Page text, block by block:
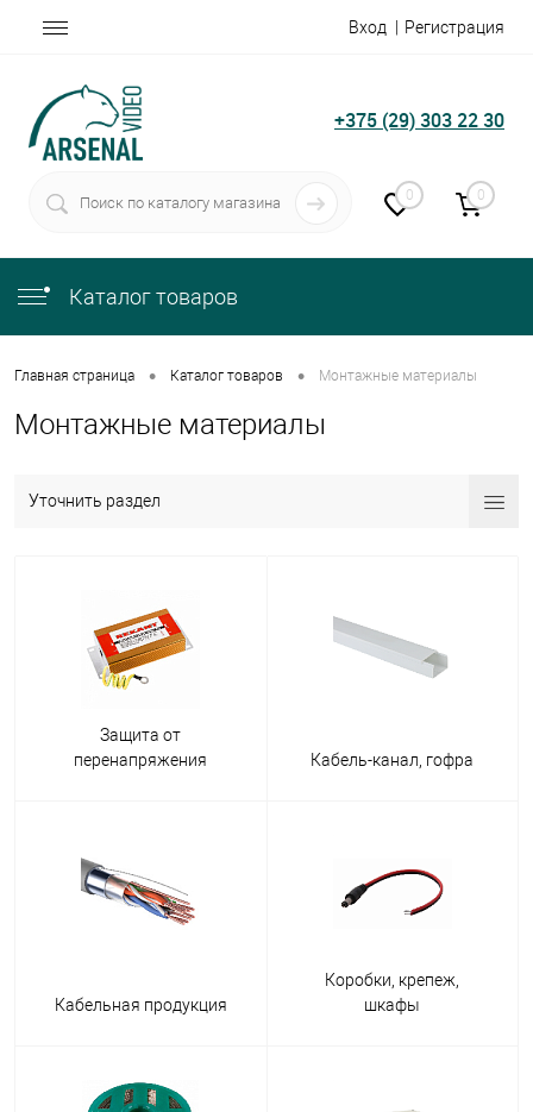
Вход Регистрация
+375 (29) 303 22 30
0 0
Каталог товаров
Главная страница • Каталог товаров • Монтажные материалы
Монтажные материалы
Уточнить раздел
Защита от
перенапряжения
Кабель-канал, гофра
Кабельная продукция
Коробки, крепеж,
шкафы